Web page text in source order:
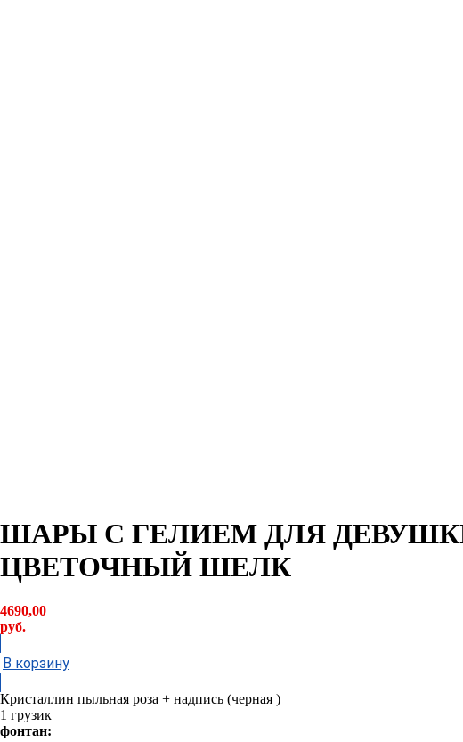
ШАРЫ С ГЕЛИЕМ ДЛЯ
ЦВЕТОЧНЫЙ ШЕЛК
4690,00
руб.
В корзину
Кристаллин пыльная роза + надпись (черная )
1 грузик
фонтан: